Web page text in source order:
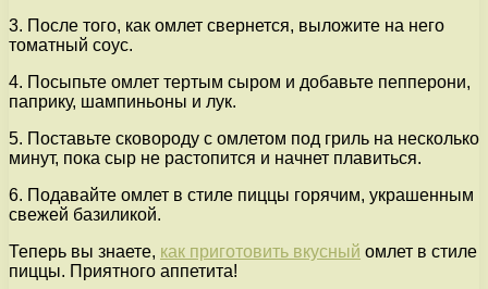
3. После того, как омлет свернется, выложите на него
томатный соус.
4. Посыпьте омлет тертым сыром и добавьте пепперони,
паприку, шампиньоны и лук.
5. Поставьте сковороду с омлетом под гриль на несколько
минут, пока сыр не растопится и начнет плавиться.
6. Подавайте омлет в стиле пиццы горячим, украшенным
свежей базиликой.
Теперь вы знаете, как приготовить вкусный омлет в стиле
пиццы. Приятного аппетита!